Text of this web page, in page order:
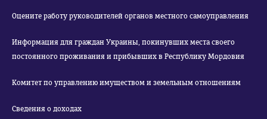
Оцените работу руководителей органов местного самоуправления
Информация для граждан Украины, покинувших места своего
постоянного проживания и прибывших в Республику Мордовия
Комитет по управлению имуществом и земельным отношениям
Сведения о доходах